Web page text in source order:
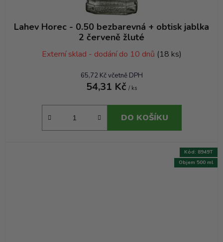
Lahev Horec - 0.50 bezbarevná + obtisk jablka
2 červeně žluté
Externí sklad - dodání do 10 dnů (18 ks)
65,72 Kč včetně DPH
54,31 Kč / ks
DO KOŠÍKU
Objem 500 ml
Kód: 8949T